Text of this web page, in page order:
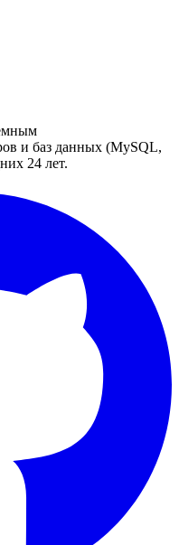
и баз данных (MySQL,
24 лет.